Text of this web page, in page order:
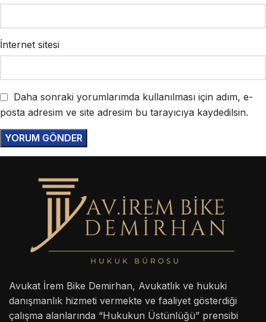
İnternet sitesi
Daha sonraki yorumlarımda kullanılması için adım, e-
posta adresim ve site adresim bu tarayıcıya kaydedilsin.
Avukat İrem Bike Demirhan, Avukatlık ve hukuki
danışmanlık hizmeti vermekte ve faaliyet gösterdiği
çalışma alanlarında “Hukukun Üstünlüğü” prensibi